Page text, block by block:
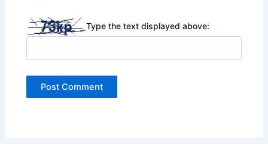
Type the text displayed above: